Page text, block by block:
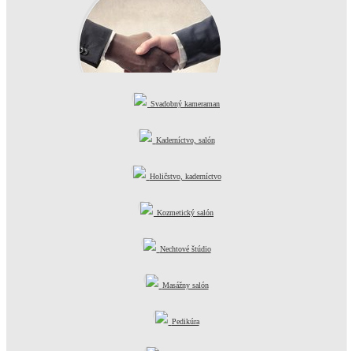
Svadobný kameraman
Kaderníctvo, salón
Holičstvo, kaderníctvo
Kozmetický salón
Nechtové štúdio
Masážny salón
Pedikúra